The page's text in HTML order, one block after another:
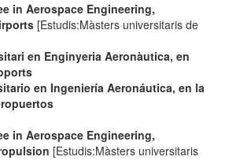
in Aerospace Engineering,
[Estudis:Màsters universitaris de
en Enginyeria Aeronàutica, en
en Ingeniería Aeronáutica, en la
in Aerospace Engineering,
[Estudis:Màsters universitaris